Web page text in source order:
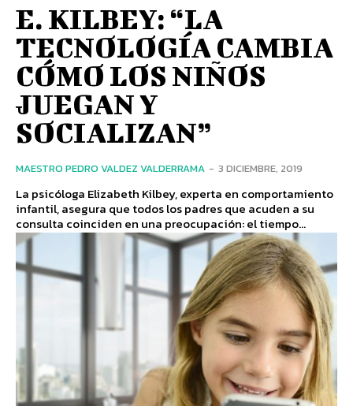
E. KILBEY: “LA
TECNOLOGÍA CAMBIA
CÓMO LOS NIÑOS
JUEGAN Y
SOCIALIZAN”
MAESTRO PEDRO VALDEZ VALDERRAMA - 3 DICIEMBRE, 2019
La psicóloga Elizabeth Kilbey, experta en comportamiento
infantil, asegura que todos los padres que acuden a su
consulta coinciden en una preocupación: el tiempo...